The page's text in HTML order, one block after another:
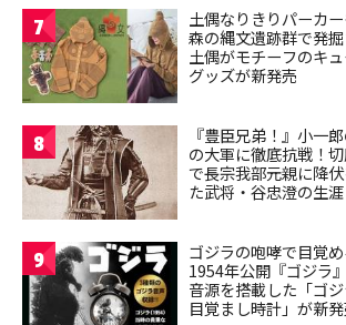
7
土偶なりきりパーカ
森の縄文遺跡群で発
土偶がモチーフのキ
グッズが新発売
8
『豊臣兄弟！』小一
の大軍に徹底抗戦！
で長宗我部元親に降
た武将・谷忠澄の生涯
9
ゴジラの咆哮で目覚
1954年公開『ゴジラ
音源を搭載した「ゴ
目覚まし時計」が新